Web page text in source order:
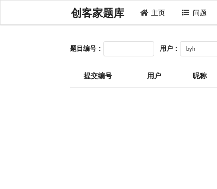
创客家题库 主页 问题
题目编号： 用户：
提交编号 用户 昵称